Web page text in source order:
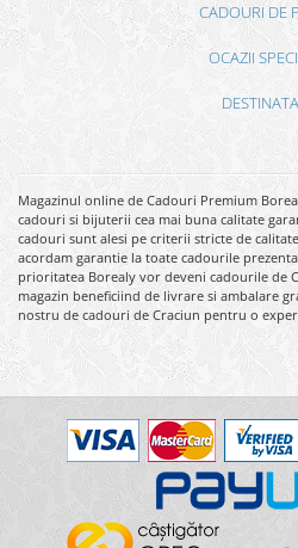
CADOURI DE
OCAZII
Magazinul online de Cadouri Premium
cadouri si bijuterii cea mai buna calitate
cadouri sunt alesi pe criterii stricte de
acordam garantie la toate cadourile
prioritatea Borealy vor deveni cadourile de
magazin beneficiind de livrare si ambalare
nostru de cadouri de Craciun pentru o